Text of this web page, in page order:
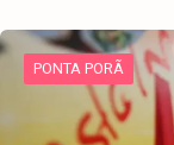
PONTA PORÃ